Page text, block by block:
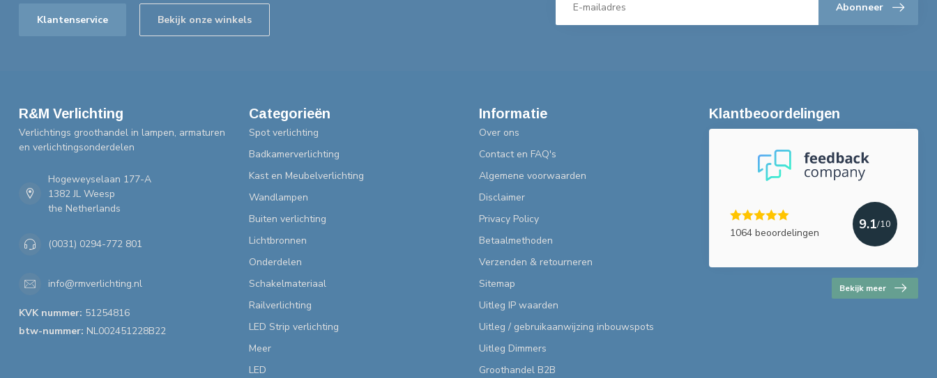
Klantenservice Bekijk onze winkels
Abonneer
R&M Verlichting
Verlichtings groothandel in lampen, armaturen
en verlichtingsonderdelen
Hogeweyselaan 177-A
1382 JL Weesp
the Netherlands
(0031) 0294-772 801
info@rmverlichting.nl
KVK nummer: 51254816
btw-nummer: NL002451228B22
Categorieën
Spot verlichting
Badkamerverlichting
Kast en Meubelverlichting
Wandlampen
Buiten verlichting
Lichtbronnen
Onderdelen
Schakelmateriaal
Railverlichting
LED Strip verlichting
Meer
LED
Informatie
Over ons
Contact en FAQ's
Algemene voorwaarden
Disclaimer
Privacy Policy
Betaalmethoden
Verzenden & retourneren
Sitemap
Uitleg IP waarden
Uitleg / gebruikaanwijzing inbouwspots
Uitleg Dimmers
Groothandel B2B
Klantbeoordelingen
1064 beoordelingen
9.1/10
Bekijk meer